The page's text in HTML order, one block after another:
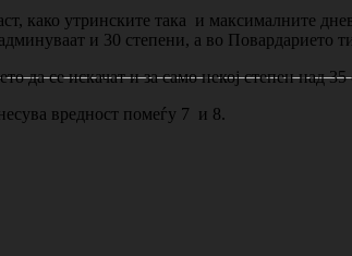
како утринските така и максималните
и 30 степени, a во Повардарието
да се искачат и за само некој степен над 35
вредност помеѓу 7 и 8.